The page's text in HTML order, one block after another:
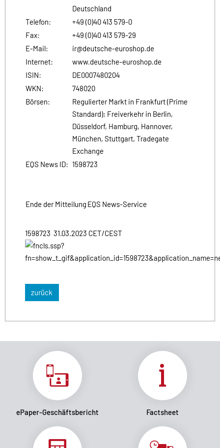
Deutschland
Telefon:
+49 (0)40 413 579-0
Fax:
+49 (0)40 413 579-29
E-Mail:
ir@deutsche-euroshop.de
Internet:
www.deutsche-euroshop.de
ISIN:
DE0007480204
WKN:
748020
Börsen:
Regulierter Markt in Frankfurt (Prime
Standard); Freiverkehr in Berlin,
Düsseldorf, Hamburg, Hannover,
München, Stuttgart, Tradegate
Exchange
EQS News ID: 1598723
Ende der Mitteilung EQS News-Service
1598723 31.03.2023 CET/CEST
zurück
ePaper-Geschäftsbericht Factsheet